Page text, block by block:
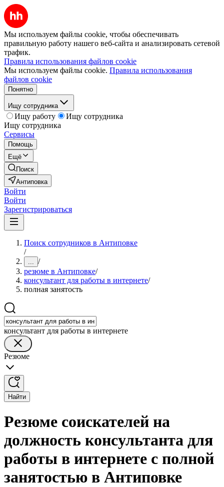
Мы используем файлы cookie, чтобы обеспечивать
правильную работу нашего веб-сайта и анализировать сетевой
трафик.
Правила использования файлов cookie
Мы используем файлы cookie. Правила использования
файлов cookie
Понятно
Ищу сотрудника
Ищу работу
Ищу сотрудника
Ищу сотрудника
Сервисы
Помощь
Ещё
Поиск
Антиповка
Войти
Войти
Зарегистрироваться
Поиск сотрудников в Антиповке
/
... /
резюме в Антиповке/
консультант для работы в интернете/
полная занятость
консультант для работы в интернете
Резюме
Найти
Резюме соискателей на
должность консультанта для
работы в интернете с полной
занятостью в Антиповке